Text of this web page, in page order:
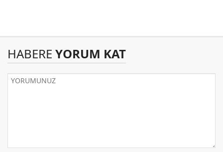
HABERE YORUM KAT